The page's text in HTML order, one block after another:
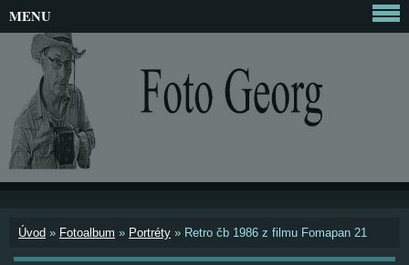
Úvod » Fotoalbum » Portréty » Retro čb 1986 z filmu Fomapan 21
MENU